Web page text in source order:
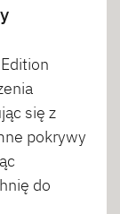
się z
pokrywy
do